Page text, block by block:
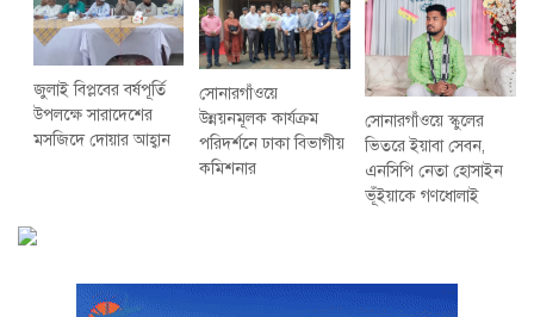
জুলাই বিপ্লবের বর্ষপূর্তি
উপলক্ষে সারাদেশের
মসজিদে দোয়ার আহ্বান
সোনারগাঁওয়ে
উন্নয়নমূলক কার্যক্রম
পরিদর্শনে ঢাকা বিভাগীয়
কমিশনার
সোনারগাঁওয়ে স্কুলের
ভিতরে ইয়াবা সেবন,
এনসিপি নেতা হোসাইন
ভূঁইয়াকে গণধোলাই